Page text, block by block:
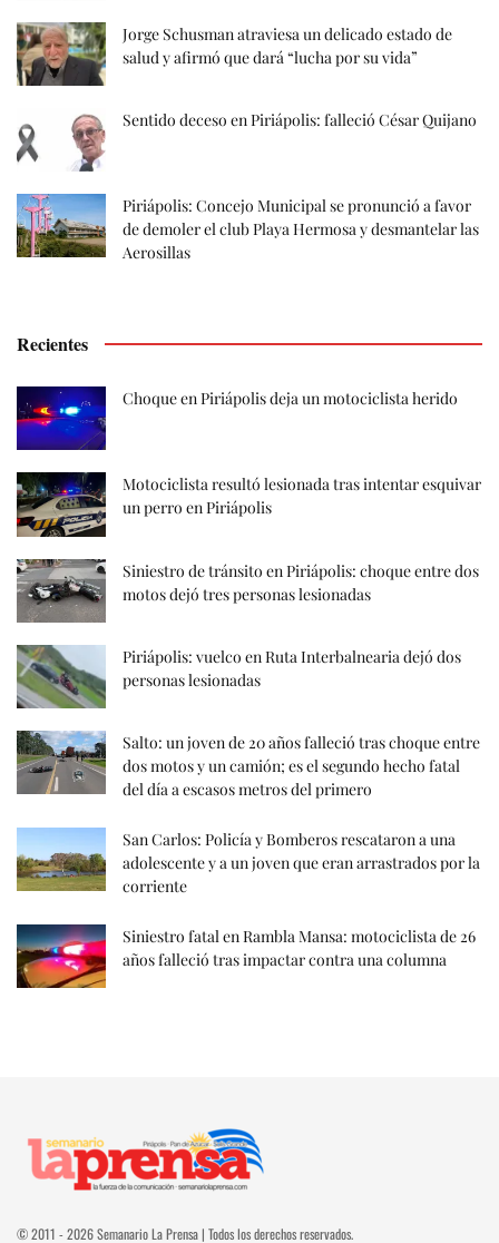
Jorge Schusman atraviesa un delicado estado de
salud y afirmó que dará “lucha por su vida”
Sentido deceso en Piriápolis: falleció César Quijano
Piriápolis: Concejo Municipal se pronunció a favor
de demoler el club Playa Hermosa y desmantelar las
Aerosillas
Recientes
Choque en Piriápolis deja un motociclista herido
Motociclista resultó lesionada tras intentar esquivar
un perro en Piriápolis
Siniestro de tránsito en Piriápolis: choque entre dos
motos dejó tres personas lesionadas
Piriápolis: vuelco en Ruta Interbalnearia dejó dos
personas lesionadas
Salto: un joven de 20 años falleció tras choque entre
dos motos y un camión; es el segundo hecho fatal
del día a escasos metros del primero
San Carlos: Policía y Bomberos rescataron a una
adolescente y a un joven que eran arrastrados por la
corriente
Siniestro fatal en Rambla Mansa: motociclista de 26
años falleció tras impactar contra una columna
© 2011 - 2026 Semanario La Prensa | Todos los derechos reservados.